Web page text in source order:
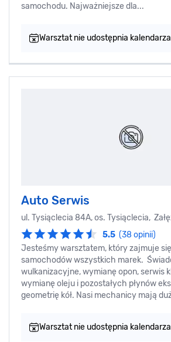
samochodu. Najważniejsze dla...
Warsztat nie udostępnia
Auto Serwis
ul. Tysiąclecia 84A, os. Tysiąclecia,
5.5 (38 opinii)
Jesteśmy warsztatem, który zajmuje się
samochodów wszystkich marek.
wulkanizacyjne, wymianę opon, serwis
wymianę oleju i pozostałych płynów
geometrię kół. Nasi mechanicy mają
Warsztat nie udostępnia